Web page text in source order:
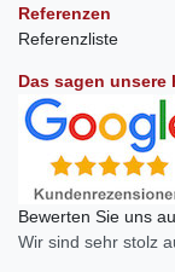
Referenzen
Referenzliste
Das sagen
Bewerten Sie uns
Wir sind sehr stolz